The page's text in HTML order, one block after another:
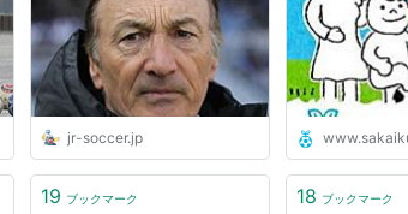
る、傑出した日本人選手が現
れない“明確な原因” | ジュニ
アサッカーを応援しよう！
jr-soccer.jp
（少年サッカ
け情報サイト
19 ブックマーク 18 ブックマーク